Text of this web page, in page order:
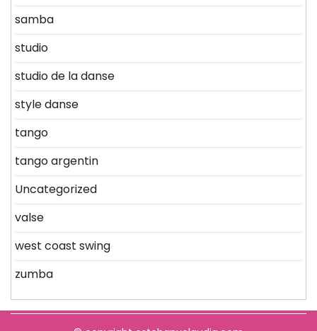
samba
studio
studio de la danse
style danse
tango
tango argentin
Uncategorized
valse
west coast swing
zumba